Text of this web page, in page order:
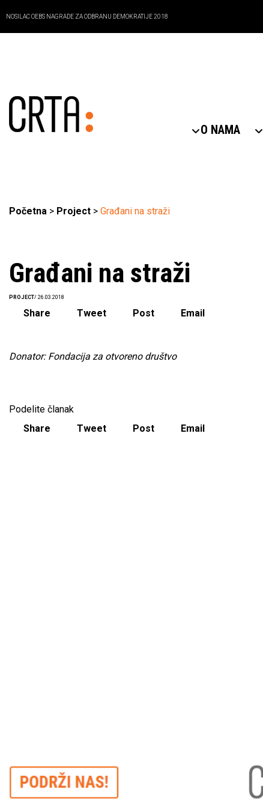
NOSILAC OEBS NAGRADE ZA ODBRANU DEMOKRATIJE 2018
O NAMA
Početna > Project > Građani na straži
Građani na straži
PROJECT/ 26.03.2018
Share Tweet Post Email
Donator: Fondacija za otvoreno društvo
Podelite članak
Share
Tweet Post Email